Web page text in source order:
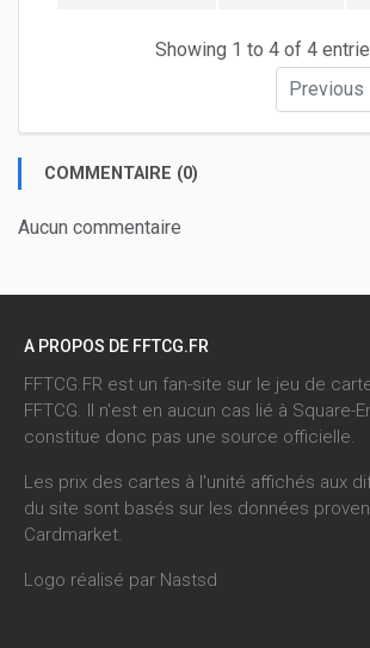
Showing 1 to 4 of 4
Previous
COMMENTAIRE (0)
Aucun commentaire
A PROPOS DE FFTCG.FR
FFTCG.FR est un fan-site sur le jeu de
FFTCG. Il n'est en aucun cas lié à Square-
constitue donc pas une source officielle.
Les prix des cartes à l'unité affichés aux
du site sont basés sur les données
Cardmarket.
Logo réalisé par Nastsd